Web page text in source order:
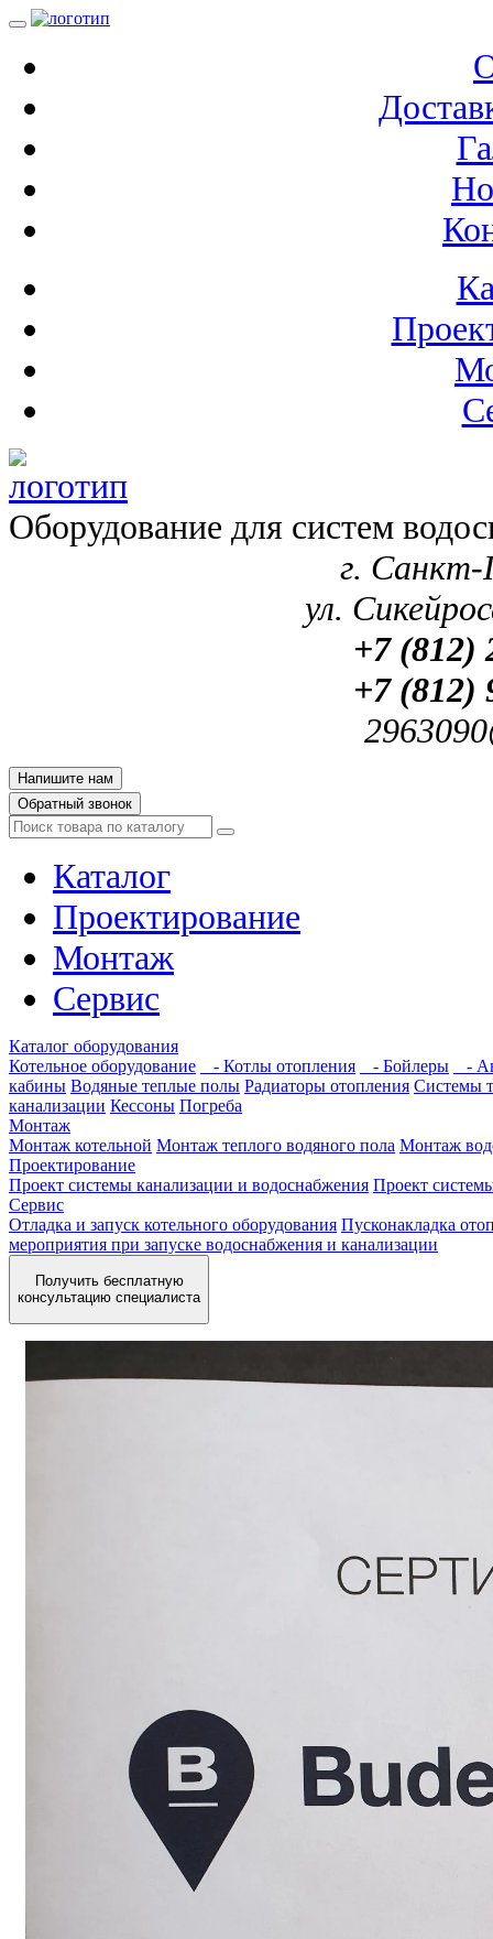
Оборудование для систем
г. Санкт-
ул.
+7 (812)
+7 (812)
Напишите нам
Обратный звонок
Каталог
Проектирование
Монтаж
Сервис
Каталог оборудования
Котельное оборудование
- Котлы отопления - Бойлеры
-
кабины Водяные теплые полы Радиаторы отопления Системы
канализации Кессоны Погреба
Монтаж
Монтаж котельной Монтаж теплого водяного пола Монтаж
Проектирование
Проект системы канализации и водоснабжения Проект
Сервис
Отладка и запуск котельного оборудования Пусконакладка
мероприятия при запуске водоснабжения и канализации
Получить бесплатную
консультацию специалиста